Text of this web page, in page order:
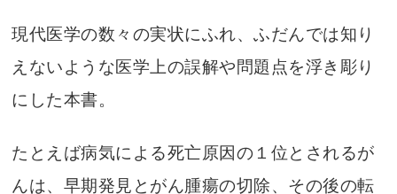
現代医学の数々の実状にふれ、ふだんでは知り
えないような医学上の誤解や問題点を浮き彫り
にした本書。
たとえば病気による死亡原因の１位とされるが
んは、早期発見とがん腫瘍の切除、その後の転